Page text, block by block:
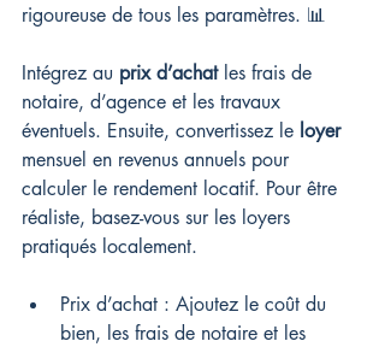
rigoureuse de tous les paramètres. 📊
Intégrez au prix d’achat les frais de
notaire, d’agence et les travaux
éventuels. Ensuite, convertissez le loyer
mensuel en revenus annuels pour
calculer le rendement locatif. Pour être
réaliste, basez-vous sur les loyers
pratiqués localement.
Prix d’achat : Ajoutez le coût du
bien, les frais de notaire et les